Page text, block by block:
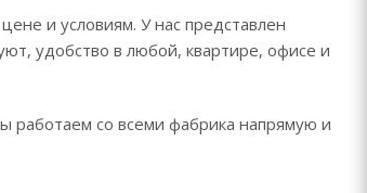
и условиям. У нас представлен
удобство в любой, квартире, офисе и
работаем со всеми фабрика напрямую и